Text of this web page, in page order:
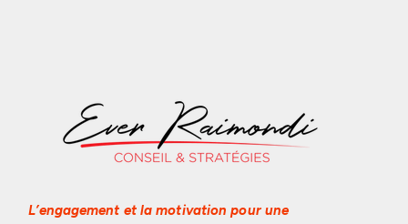
L’engagement et la motivationpour une